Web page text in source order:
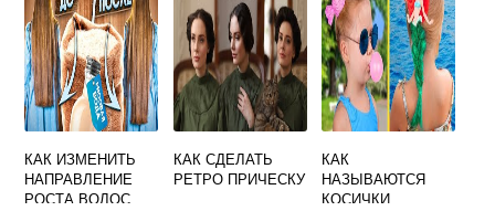
КАК ИЗМЕНИТЬ
НАПРАВЛЕНИЕ
РОСТА ВОЛОС
КАК СДЕЛАТЬ
РЕТРО ПРИЧЕСКУ
КАК
НАЗЫВАЮТСЯ
КОСИЧКИ